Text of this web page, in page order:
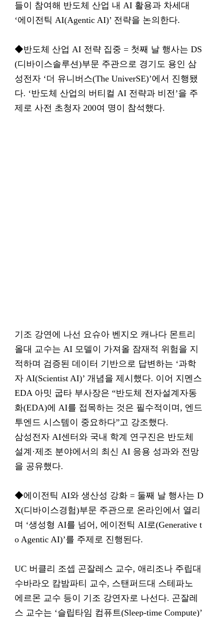
들이 참여해 반도체 산업 내 AI 활용과 차세대
‘에이전틱 AI(Agentic AI)’ 전략을 논의한다.
◆반도체 산업 AI 전략 집중 = 첫째 날 행사는 DS
(디바이스솔루션)부문 주관으로 경기도 용인 삼
성전자 ‘더 유니버스(The UniverSE)’에서 진행됐
다. ‘반도체 산업의 버티컬 AI 전략과 비전’을 주
제로 사전 초청자 200여 명이 참석했다.
기조 강연에 나선 요슈아 벤지오 캐나다 몬트리
올대 교수는 AI 모델이 가져올 잠재적 위험을 지
적하며 검증된 데이터 기반으로 답변하는 ‘과학
자 AI(Scientist AI)’ 개념을 제시했다. 이어 지멘스
EDA 아밋 굽타 부사장은 “반도체 전자설계자동
화(EDA)에 AI를 접목하는 것은 필수적이며, 엔드
투엔드 시스템이 중요하다”고 강조했다.
삼성전자 AI센터와 국내 학계 연구진은 반도체
설계·제조 분야에서의 최신 AI 응용 성과와 전망
을 공유했다.
◆에이전틱 AI와 생산성 강화 = 둘째 날 행사는 D
X(디바이스경험)부문 주관으로 온라인에서 열리
며 ‘생성형 AI를 넘어, 에이전틱 AI로(Generative t
o Agentic AI)’를 주제로 진행된다.
UC 버클리 조셉 곤잘레스 교수, 애리조나 주립대
수바라오 캄밤파티 교수, 스탠퍼드대 스테파노
에르몬 교수 등이 기조 강연자로 나선다. 곤잘레
스 교수는 ‘슬립타임 컴퓨트(Sleep-time Compute)’